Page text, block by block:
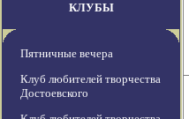
КЛУБЫ
Пятничные вечера
Клуб любителей творчества
Достоевского